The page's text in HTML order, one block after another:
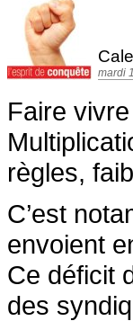
mardi
Faire
règles,
C’est
envoient
Ce déficit
des